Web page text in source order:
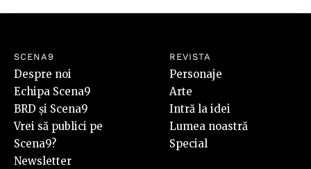
SCENA9
Despre noi
Echipa Scena9
BRD și Scena9
Vrei să publici pe
Scena9?
Newsletter
REVISTA
Personaje
Arte
Intră la idei
Lumea noastră
Special